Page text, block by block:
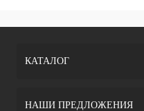
КАТАЛОГ
НАШИ ПРЕДЛОЖЕНИЯ